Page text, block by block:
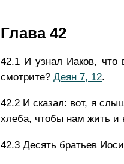
Глава 42
42.1 И узнал Иаков, что
смотрите? Деян 7, 12.
42.2 И сказал: вот, я
хлеба, чтобы нам жить и
42.3 Десять братьев